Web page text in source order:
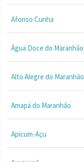
Afonso Cunha
Água Doce do Maranhão
Alto Alegre do Maranhão
Amapá do Maranhão
Apicum-Açu